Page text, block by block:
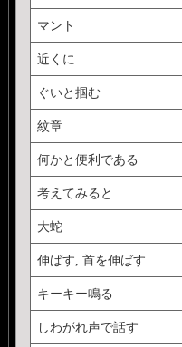
マント
近くに
ぐいと掴む
紋章
何かと便利である
考えてみると
大蛇
伸ばす, 首を伸ばす
キーキー鳴る
しわがれ声で話す